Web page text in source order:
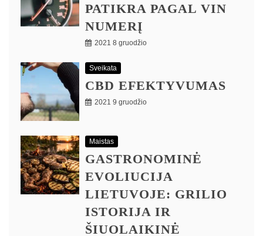
PATIKRA PAGAL VIN
NUMERĮ
2021 8 gruodžio
Sveikata
CBD EFEKTYVUMAS
2021 9 gruodžio
Maistas
GASTRONOMINĖ
EVOLIUCIJA
LIETUVOJE: GRILIO
ISTORIJA IR
ŠIUOLAIKINĖ